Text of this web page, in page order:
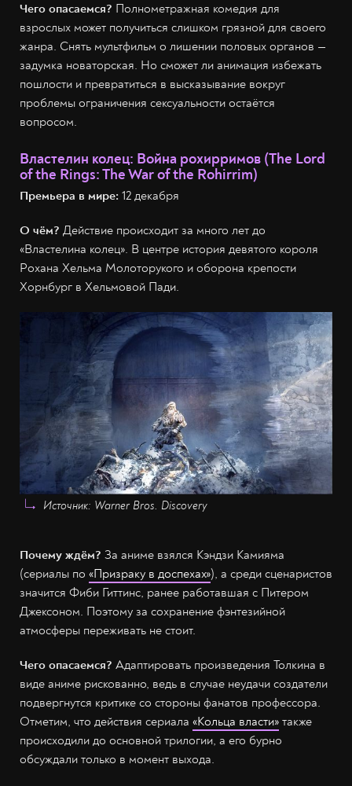
Чего опасаемся? Полнометражная комедия для
взрослых может получиться слишком грязной для своего
жанра. Снять мультфильм о лишении половых органов —
задумка новаторская. Но сможет ли анимация избежать
пошлости и превратиться в высказывание вокруг
проблемы ограничения сексуальности остаётся
вопросом.
Властелин колец: Война рохирримов (The Lord
of the Rings: The War of the Rohirrim)
Премьера в мире: 12 декабря
О чём? Действие происходит за много лет до
«Властелина колец». В центре история девятого короля
Рохана Хельма Молоторукого и оборона крепости
Хорнбург в Хельмовой Пади.
Источник: Warner Bros. Discovery
Почему ждём? За аниме взялся Кэндзи Камияма
(сериалы по «Призраку в доспехах»), а среди сценаристов
значится Фиби Гиттинс, ранее работавшая с Питером
Джексоном. Поэтому за сохранение фэнтезийной
атмосферы переживать не стоит.
Чего опасаемся? Адаптировать произведения Толкина в
виде аниме рискованно, ведь в случае неудачи создатели
подвергнутся критике со стороны фанатов профессора.
Отметим, что действия сериала «Кольца власти» также
происходили до основной трилогии, а его бурно
обсуждали только в момент выхода.